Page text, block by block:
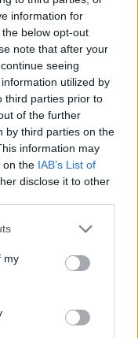
information for
below opt-out
note that after your
seeing
utilized by
third parties prior to
of the further
by third parties on the
information may
on the IAB’s List of
disclose it to other
my